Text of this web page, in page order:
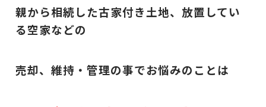
親から相続した古家付き土地、放置してい
る空家などの
売却、維持・管理の事でお悩みのことは